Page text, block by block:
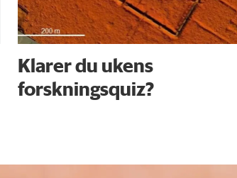
Klarer du ukens
forskningsquiz?